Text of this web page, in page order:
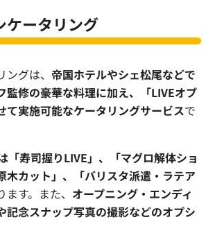
ケータリング
グは、 帝国ホテルやシェ松尾などで
監修の豪華な料理に加え、「LIVEオプ
て実施可能なケータリングサービスで
「寿司握りLIVE」、「マグロ解体ショ
木カット」、「バリスタ派遣・ラテア
ます。また、 オープニング・エンディ
記念スナップ写真の撮影などのオプシ